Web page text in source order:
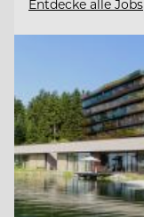
Entdecke alle Jobs